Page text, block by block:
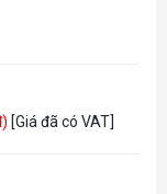
[Giá đã có VAT]